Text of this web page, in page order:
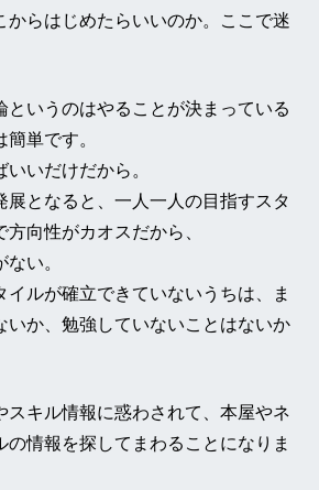
からはじめたらいいのか。ここで迷
というのはやることが決まっている
単です。
いだけだから。
展となると、一人一人の目指すスタ
向性がカオスだから、
い。
イルが確立できていないうちは、ま
いか、勉強していないことはないか
スキル情報に惑わされて、本屋やネ
の情報を探してまわることになりま